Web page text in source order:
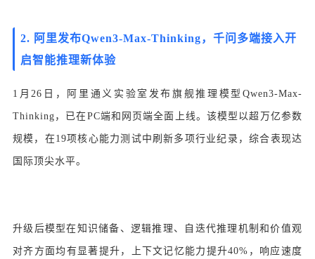
2. 阿里发布Qwen3-Max-Thinking，千问多端接入开
启智能推理新体验
1月26日，阿里通义实验室发布旗舰推理模型Qwen3-Max-
Thinking，已在PC端和网页端全面上线。该模型以超万亿参数
规模，在19项核心能力测试中刷新多项行业纪录，综合表现达
国际顶尖水平。
升级后模型在知识储备、逻辑推理、自迭代推理机制和价值观
对齐方面均有显著提升，上下文记忆能力提升40%，响应速度